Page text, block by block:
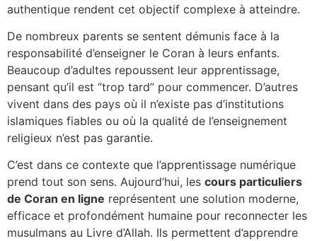
authentique rendent cet objectif complexe à atteindre.
De nombreux parents se sentent démunis face à la
responsabilité d’enseigner le Coran à leurs enfants.
Beaucoup d’adultes repoussent leur apprentissage,
pensant qu’il est “trop tard” pour commencer. D’autres
vivent dans des pays où il n’existe pas d’institutions
islamiques fiables ou où la qualité de l’enseignement
religieux n’est pas garantie.
C’est dans ce contexte que l’apprentissage numérique
prend tout son sens. Aujourd’hui, les cours particuliers
de Coran en ligne représentent une solution moderne,
efficace et profondément humaine pour reconnecter les
musulmans au Livre d’Allah. Ils permettent d’apprendre